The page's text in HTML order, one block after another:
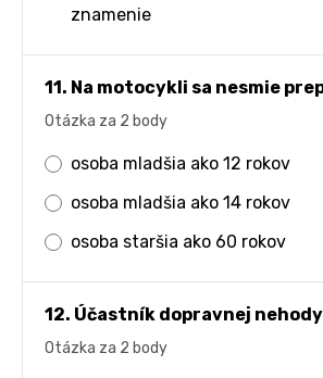
znamenie
11. Na motocykli sa nesmie
Otázka za 2 body
osoba mladšia ako 12 rokov
osoba mladšia ako 14 rokov
osoba staršia ako 60 rokov
12. Účastník dopravnej
Otázka za 2 body